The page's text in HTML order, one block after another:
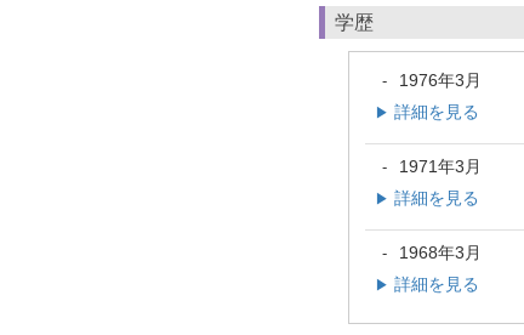
学歴
- 1976年3月
▶ 詳細を見る
- 1971年3月
▶ 詳細を見る
- 1968年3月
▶ 詳細を見る